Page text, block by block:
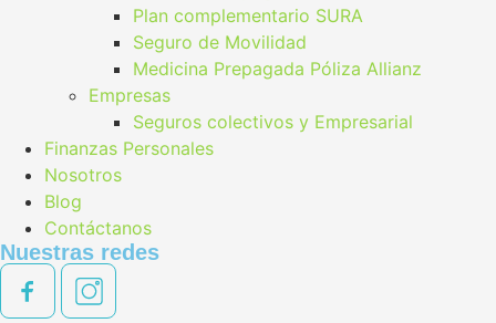
Plan complementario SURA
Seguro de Movilidad
Medicina Prepagada Póliza Allianz
Empresas
Seguros colectivos y Empresarial
Finanzas Personales
Nosotros
Blog
Contáctanos
Nuestras redes